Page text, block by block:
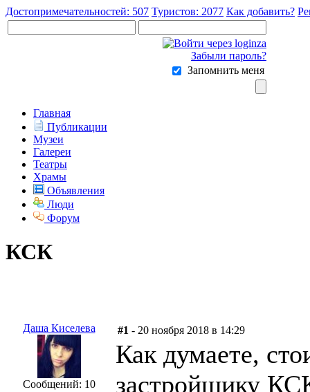
Достопримечательностей: 507 Туристов: 2077 Как добавить?
Забыли пароль?
Запомнить меня
Главная
Публикации
Музеи
Галереи
Театры
Храмы
Объявления
Люди
Форум
КСК
Даша Киселева
Сообщений: 10
#1 - 20 ноября 2018 в 14:29
Как думаете,
застройщику